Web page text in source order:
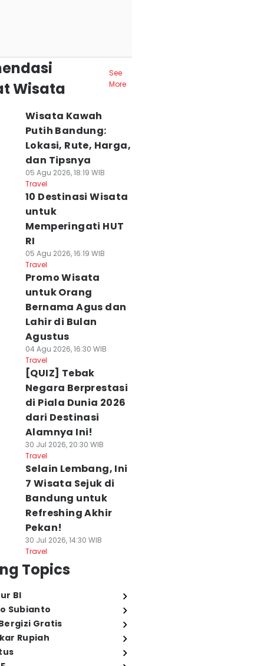
Wisata
See
More
Wisata Kawah
Putih Bandung:
Lokasi, Rute, Harga,
dan Tipsnya
05 Agu 2026, 18:19 WIB
Travel
10 Destinasi Wisata
untuk
Memperingati HUT
RI
05 Agu 2026, 16:19 WIB
Travel
Promo Wisata
untuk Orang
Bernama Agus dan
Lahir di Bulan
Agustus
04 Agu 2026, 16:30 WIB
Travel
[QUIZ] Tebak
Negara Berprestasi
di Piala Dunia 2026
dari Destinasi
Alamnya Ini!
30 Jul 2026, 20:30 WIB
Travel
Selain Lembang, Ini
7 Wisata Sejuk di
Bandung untuk
Refreshing Akhir
Pekan!
30 Jul 2026, 14:30 WIB
Travel
Topics
BI
Subianto
Gratis
Rupiah